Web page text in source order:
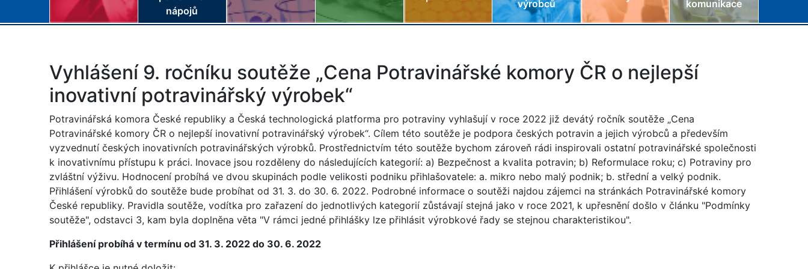
nápojů
výrobců komunikace
Vyhlášení 9. ročníku soutěže „Cena Potravinářské komory ČR o nejlepší
inovativní potravinářský výrobek“
Potravinářská komora České republiky a Česká technologická platforma pro potraviny vyhlašují v roce 2022 již devátý ročník soutěže „Cena
Potravinářské komory ČR o nejlepší inovativní potravinářský výrobek“. Cílem této soutěže je podpora českých potravin a jejich výrobců a především
vyzvednutí českých inovativních potravinářských výrobků. Prostřednictvím této soutěže bychom zároveň rádi inspirovali ostatní potravinářské společnosti
k inovativnímu přístupu k práci. Inovace jsou rozděleny do následujících kategorií: a) Bezpečnost a kvalita potravin; b) Reformulace roku; c) Potraviny pro
zvláštní výživu. Hodnocení probíhá ve dvou skupinách podle velikosti podniku přihlašovatele: a. mikro nebo malý podnik; b. střední a velký podnik.
Přihlášení výrobků do soutěže bude probíhat od 31. 3. do 30. 6. 2022. Podrobné informace o soutěži najdou zájemci na stránkách Potravinářské komory
České republiky. Pravidla soutěže, vodítka pro zařazení do jednotlivých kategorií zůstávají stejná jako v roce 2021, k upřesnění došlo v článku "Podmínky
soutěže", odstavci 3, kam byla doplněna věta "V rámci jedné přihlášky lze přihlásit výrobkové řady se stejnou charakteristikou".
Přihlášení probíhá v termínu od 31. 3. 2022 do 30. 6. 2022